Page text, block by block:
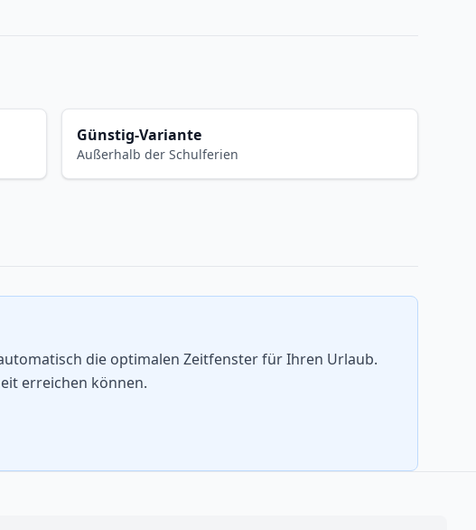
Günstig-Variante
Außerhalb der Schulferien
die optimalen Zeitfenster für Ihren Urlaub.
erreichen können.